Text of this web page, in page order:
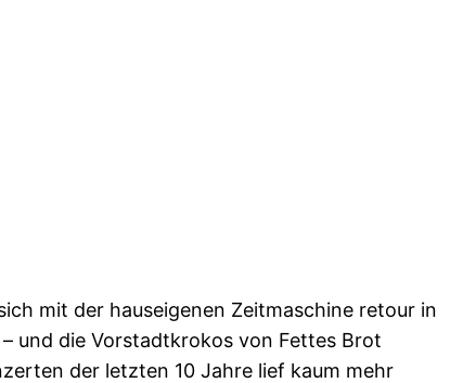
mit der hauseigenen Zeitmaschine retour in
und die Vorstadtkrokos von Fettes Brot
der letzten 10 Jahre lief kaum mehr